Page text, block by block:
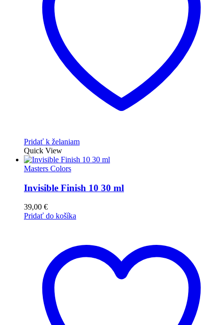
Pridať k želaniam
Quick View
Masters Colors
Invisible Finish 10 30 ml
39,00 €
Pridať do košíka